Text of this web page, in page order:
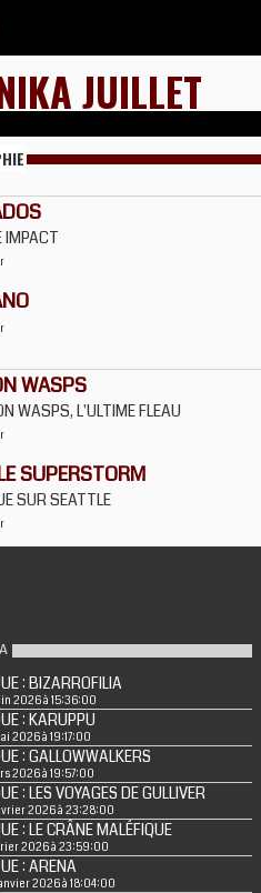
JUILLET
IMPACT
WASPS
WASPS, L'ULTIME FLEAU
SUPERSTORM
SUR SEATTLE
: BIZARROFILIA
2026 à 15:36:00
: KARUPPU
2026 à 19:17:00
: GALLOWWALKERS
2026 à 19:57:00
: LES VOYAGES DE GULLIVER
2026 à 23:28:00
: LE CRÂNE MALÉFIQUE
2026 à 23:59:00
: ARENA
2026 à 18:04:00